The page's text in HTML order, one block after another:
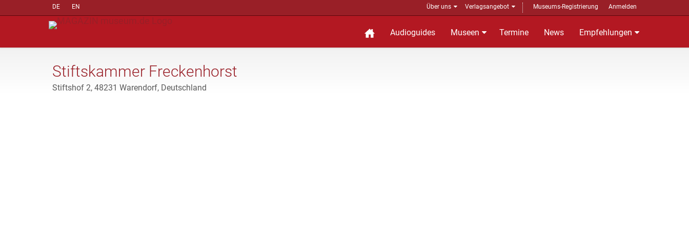
DE EN Über uns Verlagsangebot Museums-Registrierung Anmelden
Audioguides Museen Termine News Empfehlungen
Stiftskammer Freckenhorst
Stiftshof 2, 48231 Warendorf, Deutschland